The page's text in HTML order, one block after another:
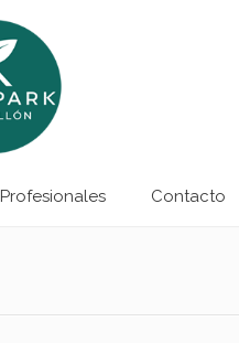
Profesionales Contacto